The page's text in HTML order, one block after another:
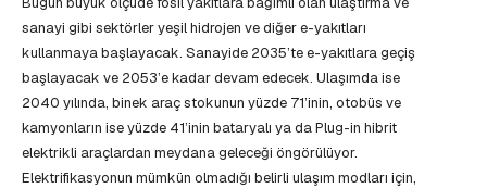
sanayi gibi sektörler yeşil hidrojen ve diğer e-yakıtları
kullanmaya başlayacak. Sanayide 2035’te e-yakıtlara geçiş
başlayacak ve 2053’e kadar devam edecek. Ulaşımda ise
2040 yılında, binek araç stokunun yüzde 71’inin, otobüs ve
kamyonların ise yüzde 41’inin bataryalı ya da Plug-in hibrit
elektrikli araçlardan meydana geleceği öngörülüyor.
Elektrifikasyonun mümkün olmadığı belirli ulaşım modları için,